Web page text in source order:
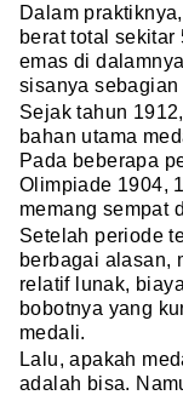
Dalam
berat total sekitar
emas di
sisanya
Sejak tahun
bahan utama
Pada beberapa
Olimpiade 1904,
memang sempat
Setelah periode
berbagai alasan,
relatif lunak,
bobotnya yang
medali.
Lalu, apakah
adalah bisa.